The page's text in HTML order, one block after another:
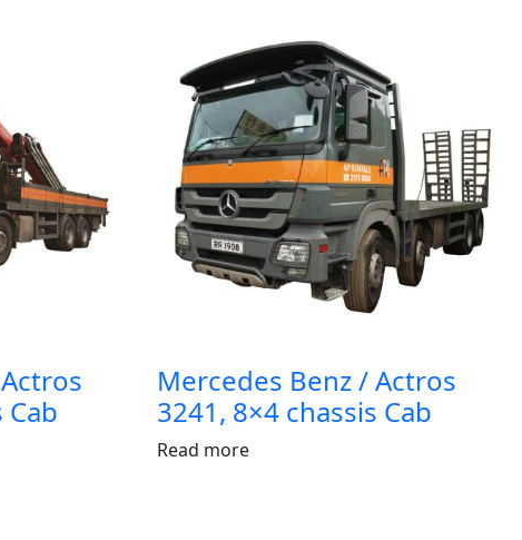
Cab
Mercedes Benz / Actros
3241, 8×4 chassis Cab
Read more